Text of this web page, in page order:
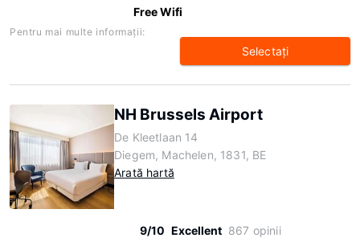
Free Wifi
Pentru mai multe informaţii:
Selectaţi
NH Brussels Airport
De Kleetlaan 14
Diegem, Machelen, 1831, BE
Arată hartă
9/10 Excellent 867 opinii